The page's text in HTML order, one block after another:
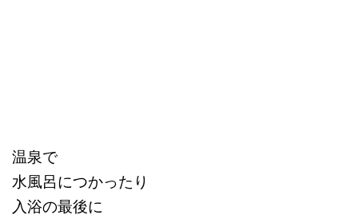
温泉で
水風呂につかったり
入浴の最後に